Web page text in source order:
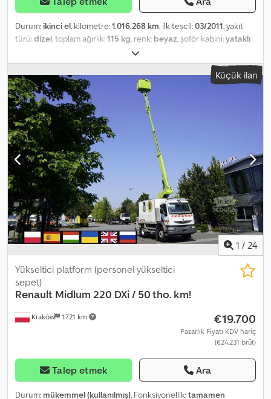
Durum: ikinci el, kilometre:1.016.268 km, ilk tescil:03/2011, yakıt
türü:dizel, toplam ağırlık:115 kg, renk: beyaz, şoför kabini:yataklı
, süspansiyon:
RENAULT MIDLUM, İKİ AKSLI, UZATILMIŞ ŞASİLİ + KATLANABİLİR
YÜK PLATFORMU Dodpfxozk D Nnj Anisck
Küçük ilan
1 / 24
Kraków 1.721 km
Yükseltici platform (personel yükseltici
sepet)
Renault Midlum 220 DXi / 50 tho. km!
€19.700
Pazarlık Fiyatı KDV hariç
(€24.231 brüt)
Talep etmek Ara
Durum: mükemmel (kullanılmış), Fonksiyonellik:tamamen